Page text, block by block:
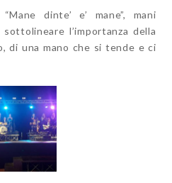
dinte’ e’ mane”, mani
l’importanza della
di una mano che si tende e ci